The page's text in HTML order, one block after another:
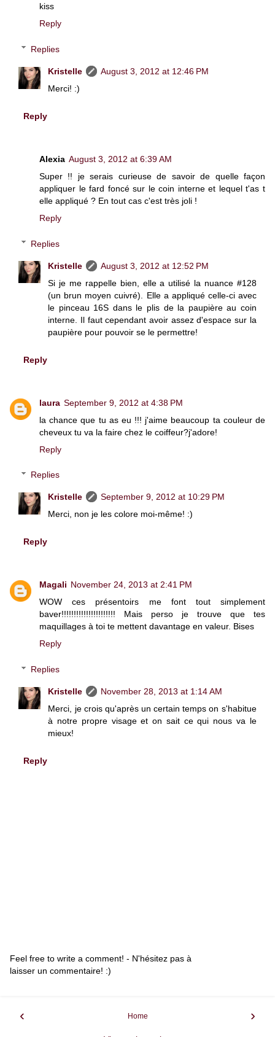
kiss
Reply
Replies
Kristelle
August 3, 2012 at 12:46 PM
Merci! :)
Reply
Alexia August 3, 2012 at 6:39 AM
Super !! je serais curieuse de savoir de quelle façon
appliquer le fard foncé sur le coin interne et lequel t'as t
elle appliqué ? En tout cas c'est très joli !
Reply
Replies
Kristelle
August 3, 2012 at 12:52 PM
Si je me rappelle bien, elle a utilisé la nuance #128
(un brun moyen cuivré). Elle a appliqué celle-ci avec
le pinceau 16S dans le plis de la paupière au coin
interne. Il faut cependant avoir assez d'espace sur la
paupière pour pouvoir se le permettre!
Reply
laura September 9, 2012 at 4:38 PM
la chance que tu as eu !!! j'aime beaucoup ta couleur de
cheveux tu va la faire chez le coiffeur?j'adore!
Reply
Replies
Kristelle
September 9, 2012 at 10:29 PM
Merci, non je les colore moi-même! :)
Reply
Magali November 24, 2013 at 2:41 PM
WOW ces présentoirs me font tout simplement
baver!!!!!!!!!!!!!!!!!!!!!! Mais perso je trouve que tes
maquillages à toi te mettent davantage en valeur. Bises
Reply
Replies
Kristelle
November 28, 2013 at 1:14 AM
Merci, je crois qu'après un certain temps on s'habitue
à notre propre visage et on sait ce qui nous va le
mieux!
Reply
Feel free to write a comment! - N'hésitez pas à
laisser un commentaire! :)
‹ ›
Home